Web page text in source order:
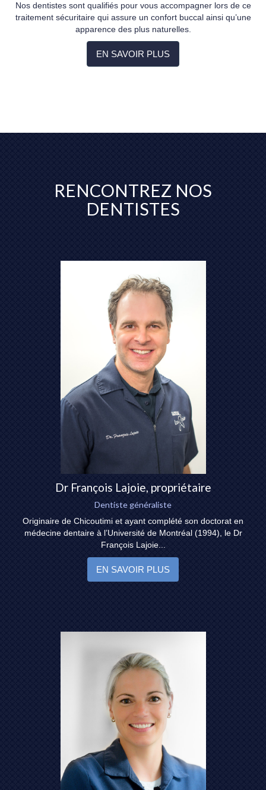
Nos dentistes sont qualifiés pour vous accompagner lors de ce
traitement sécuritaire qui assure un confort buccal ainsi qu’une
apparence des plus naturelles.
EN SAVOIR PLUS
RENCONTREZ NOS
DENTISTES
Dr François Lajoie, propriétaire
Dentiste généraliste
Originaire de Chicoutimi et ayant complété son doctorat en
médecine dentaire à l’Université de Montréal (1994), le Dr
François Lajoie...
EN SAVOIR PLUS